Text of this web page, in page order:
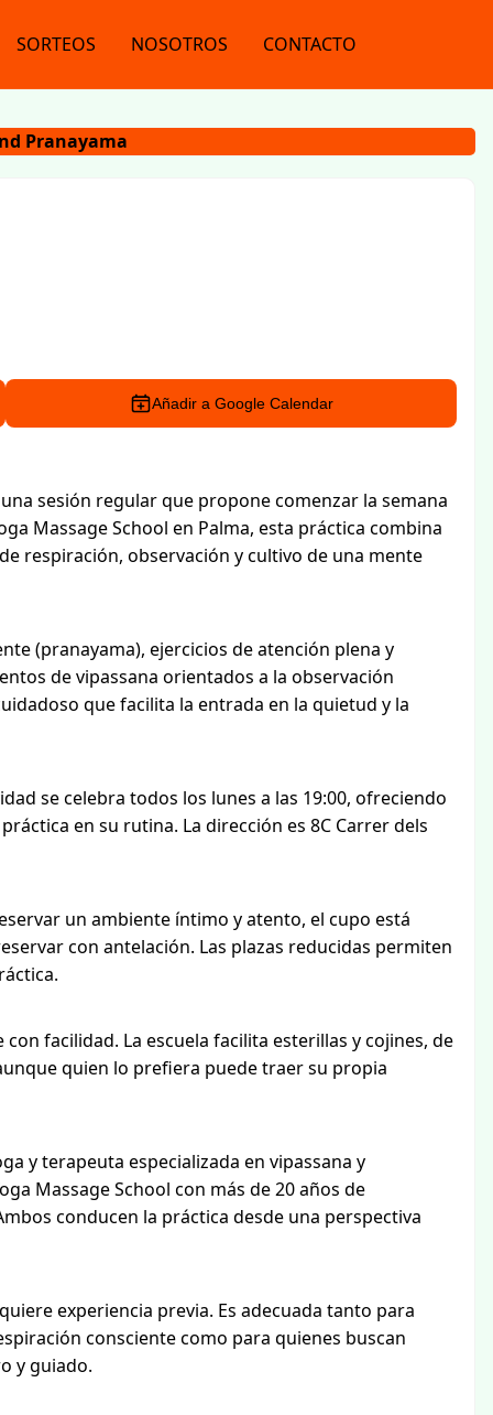
SORTEOS NOSOTROS CONTACTO
Pranayama
Añadir a Google Calendar
sesión regular que propone comenzar la semana
Massage School en Palma, esta práctica combina
respiración, observación y cultivo de una mente
(pranayama), ejercicios de atención plena y
de vipassana orientados a la observación
que facilita la entrada en la quietud y la
se celebra todos los lunes a las 19:00, ofreciendo
en su rutina. La dirección es 8C Carrer dels
un ambiente íntimo y atento, el cupo está
con antelación. Las plazas reducidas permiten
facilidad. La escuela facilita esterillas y cojines, de
quien lo prefiera puede traer su propia
y terapeuta especializada en vipassana y
Massage School con más de 20 años de
conducen la práctica desde una perspectiva
experiencia previa. Es adecuada tanto para
consciente como para quienes buscan
y guiado.